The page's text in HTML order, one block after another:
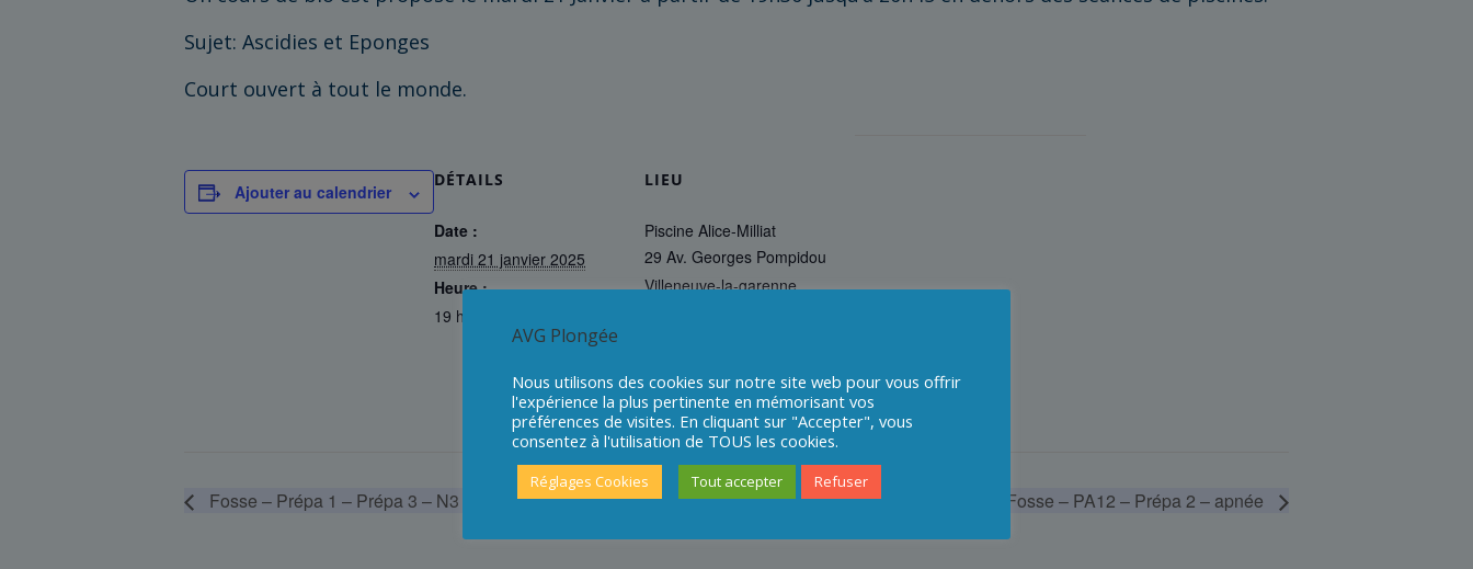
Sujet: Ascidies et Eponges
Court ouvert à tout le monde.
Ajouter au calendrier
DÉTAILS
Date :
mardi 21 janvier 2025
Heure :
19 h 30 - 20 h 45
LIEU
Piscine Alice-Milliat
29 Av. Georges Pompidou
Villeneuve-la-garenne,
Fosse – Prépa 1 – Prépa 3 – N3 confirmé – Apnée Fosse – PA12 – Prépa 2 – apnée
AVG Plongée
Nous utilisons des cookies sur notre site web pour vous offrir
l'expérience la plus pertinente en mémorisant vos
préférences de visites. En cliquant sur "Accepter", vous
consentez à l'utilisation de TOUS les cookies.
Réglages Cookies Tout accepter Refuser